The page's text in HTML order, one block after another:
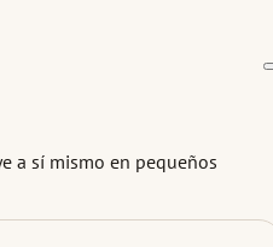
a sí mismo en pequeños